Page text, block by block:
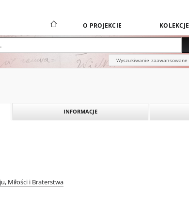
O PROJEKCIE KOLEKCJE
Wyszukiwanie zaawansowane
INFORMACJE
Miłości i Braterstwa